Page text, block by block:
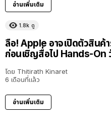
อ่านเพิ่มเติม
1.8k ดู
ลือ! Apple อาจเปิดตัวสินค้
ก่อนเชิญสื่อไป Hands-
โดย Thitirath Kinaret
6 เดือนที่แล้ว
อ่านเพิ่มเติม